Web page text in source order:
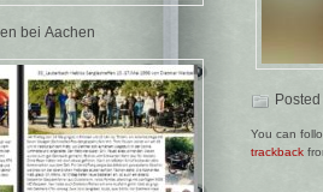
bei Aachen
You can
trackback